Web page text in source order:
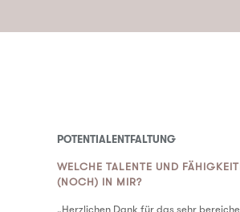
POTENTIALENTFALTUNG
WELCHE TALENTE UND
(NOCH) IN MIR?
„Herzlichen Dank für das sehr